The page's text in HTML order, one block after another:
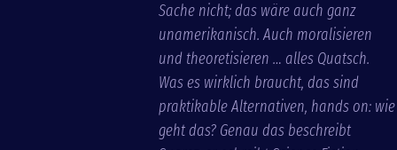
Sache nicht; das wäre auch ganz
unamerikanisch. Auch moralisieren
und theoretisieren … alles Quatsch.
Was es wirklich braucht, das sind
praktikable Alternativen, hands on: wie
geht das? Genau das beschreibt